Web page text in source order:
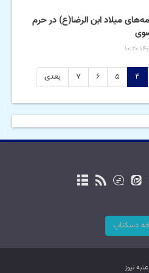
میلاد ابن الرضا(ع) در حرم
۴ ۵ ۶ ۷ بعدی
دسکتاپ
عتبه نیوز